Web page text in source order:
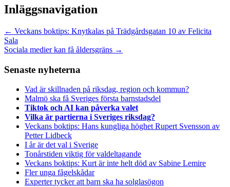
Inläggsnavigation
← Veckans boktips: Knytkalas på Trädgårdsgatan 10 av Felicita
Sala
Sociala medier kan få åldersgräns →
Senaste nyheterna
Vad är skillnaden på riksdag, region och kommun?
Malmö ska få Sveriges första barnstadsdel
Tiktok och AI kan påverka valet
Vilka är partierna i Sveriges riksdag?
Veckans boktips: Hans kungliga höghet Rupert Svensson av
Petter Lidbeck
I år är det val i Sverige
Tonårstiden viktig för valdeltagande
Veckans boktips: Kurt är inte helt död av Sabine Lemire
Fler unga fågelskådar
Experter tycker att barn ska ha solglasögon